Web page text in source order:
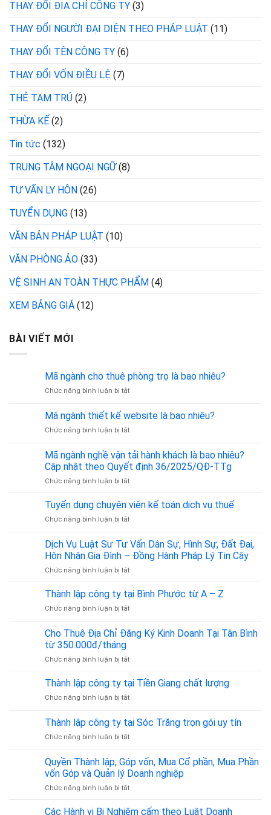
THAY ĐỔI ĐỊA CHỈ CÔNG TY (3)
THAY ĐỔI NGƯỜI ĐẠI DIỆN THEO PHÁP LUẬT (11)
THAY ĐỔI TÊN CÔNG TY (6)
THAY ĐỔI VỐN ĐIỀU LỆ (7)
THẺ TẠM TRÚ (2)
THỪA KẾ (2)
Tin tức (132)
TRUNG TÂM NGOẠI NGỮ(8)
TƯ VẤN LY HÔN (26)
TUYỂN DỤNG (13)
VĂN BẢN PHÁP LUẬT (10)
VĂN PHÒNG ẢO (33)
VỆ SINH AN TOÀN THỰC PHẨM (4)
XEM BẢNG GIÁ (12)
BÀI VIẾT MỚI
Mã ngành cho thuê phòng trọ là bao nhiêu?
Chức năng bình luận bị tắtở
ngành
cho
thuê
trọ
là
bao
nhiêu?
Mã ngành thiết kế website là bao nhiêu?
Chức năng bình luận bị tắtở
ngành
thiết
kế
website
bao
Mã ngành nghề vận tải hành khách là bao nhiêu?
Cập nhật theo Quyết định 36/2025/QĐ-TTg
Chức năng bình luận bị tắtở
ngành
vận
hành
khách
bao
Cập
định
Tuyển dụng chuyên viên kế toán dịch vụ thuế
Chức năng bình luận bị tắtở
dụng
chuyên
viên
kế
dịch
vụ
thuế
Dịch Vụ Luật Sư Tư Vấn Dân Sự, Hình Sự, Đất Đai,
Hôn Nhân Gia Đình – Đồng Hành Pháp Lý Tin Cậy
Chức năng bình luận bị tắtở
Vụ
Luật
Sư
Vấn
Hình
Đất
Gia
Đình
Hành
Pháp
Lý
Cậy
Thành lập công ty tại Bình Phước từ A – Z
Chức năng bình luận bị tắtở
lập
công
tại
Phước
từ
A
Z
Cho Thuê Địa Chỉ Đăng Ký Kinh Doanh Tại Tân Bình
từ 350.000đ/tháng
Chức năng bình luận bị tắtở
Thuê
Địa
Chỉ
Ký
Doanh
Tân
Bình
350.000đ/tháng
Thành lập công ty tại Tiền Giang chất lượng
Chức năng bình luận bị tắtở
lập
công
ty
Tiền
Giang
chất
lượng
Thành lập công ty tại Sóc Trăng trọn gói uy tín
Chức năng bình luận bị tắtở
lập
công
ty
tại
Trăng
Quyền Thành lập, Góp vốn, Mua Cổ phần, Mua Phần
vốn Góp và Quản lý Doanh nghiệp
Chức năng bình luận bị tắtở
Thành
Các Hành vi Bị Nghiêm cấm theo Luật Doanh